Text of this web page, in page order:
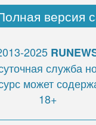
версия
2025
служба
может
18+